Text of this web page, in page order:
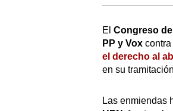
El Congreso
PP y Vox
el derecho al
en su
Las enmiendas